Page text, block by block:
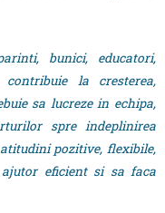
bunici, educatori,
la cresterea,
sa lucreze in echipa,
spre indeplinirea
pozitive, flexibile,
eficient si sa faca